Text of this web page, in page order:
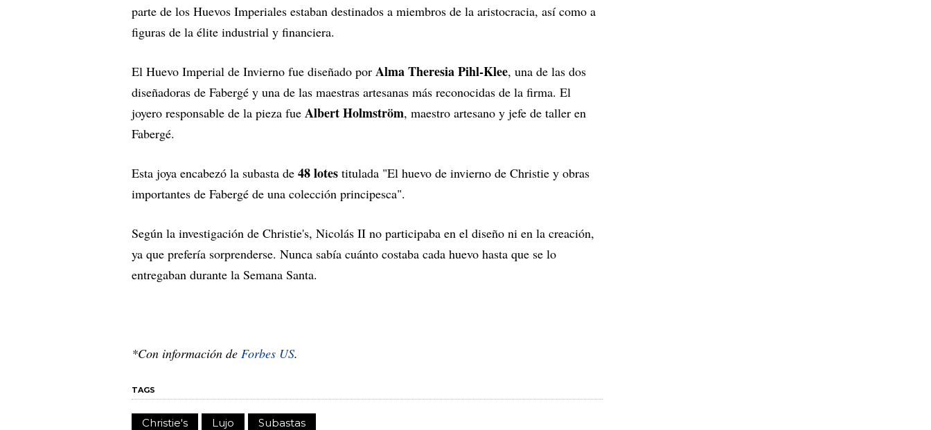
parte de los Huevos Imperiales estaban destinados a miembros de la aristocracia, así como a
figuras de la élite industrial y financiera.
El Huevo Imperial de Invierno fue diseñado por Alma Theresia Pihl-Klee, una de las dos
diseñadoras de Fabergé y una de las maestras artesanas más reconocidas de la firma. El
joyero responsable de la pieza fue Albert Holmström, maestro artesano y jefe de taller en
Fabergé.
Esta joya encabezó la subasta de 48 lotes titulada "El huevo de invierno de Christie y obras
importantes de Fabergé de una colección principesca".
Según la investigación de Christie's, Nicolás II no participaba en el diseño ni en la creación,
ya que prefería sorprenderse. Nunca sabía cuánto costaba cada huevo hasta que se lo
entregaban durante la Semana Santa.
*Con información de Forbes US.
TAGS
Christie's Lujo Subastas